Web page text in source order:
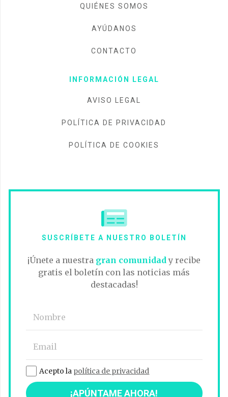
QUIÉNES SOMOS
AYÚDANOS
CONTACTO
INFORMACIÓN LEGAL
AVISO LEGAL
POLÍTICA DE PRIVACIDAD
POLÍTICA DE COOKIES
SUSCRÍBETE A NUESTRO BOLETÍN
¡Únete a nuestra gran comunidad y recibe
gratis el boletín con las noticias más
destacadas!
Acepto la política de privacidad